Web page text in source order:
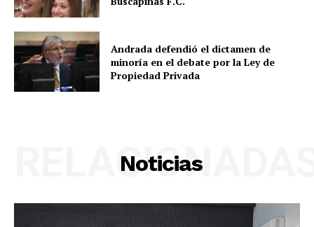
Andrada defendió el dictamen de
minoría en el debate por la Ley de
Propiedad Privada
Noticias